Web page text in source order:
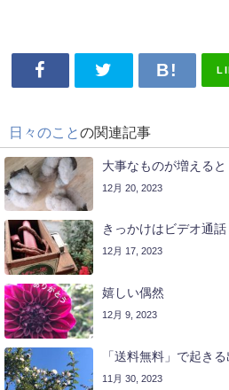
日々のことの関連記事
大事なものが増えると
12月 20, 2023
きっかけはビデオ通話
12月 17, 2023
嬉しい偶然
12月 9, 2023
「送料無料」で起き
11月 30, 2023